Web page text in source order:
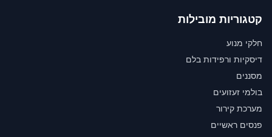
קטגוריות מובילות
חלקי מנוע
דיסקיות ורפידות בלם
מסננים
בולמי זעזועים
מערכת קירור
פנסים ראשיים